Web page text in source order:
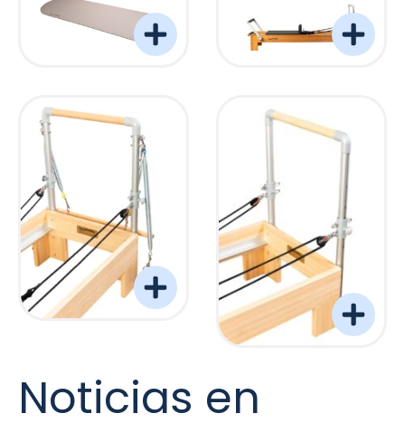
Torre Barreformer Monitor Natural Pro
Noticias en